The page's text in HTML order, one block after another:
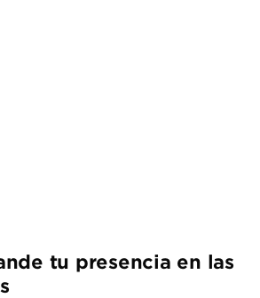
tu presencia en las